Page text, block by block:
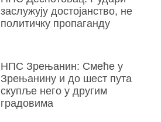
заслужују достојанство, не
политичку пропаганду
НПС Зрењанин: Смеће у
Зрењанину и до шест пута
скупље него у другим
градовима